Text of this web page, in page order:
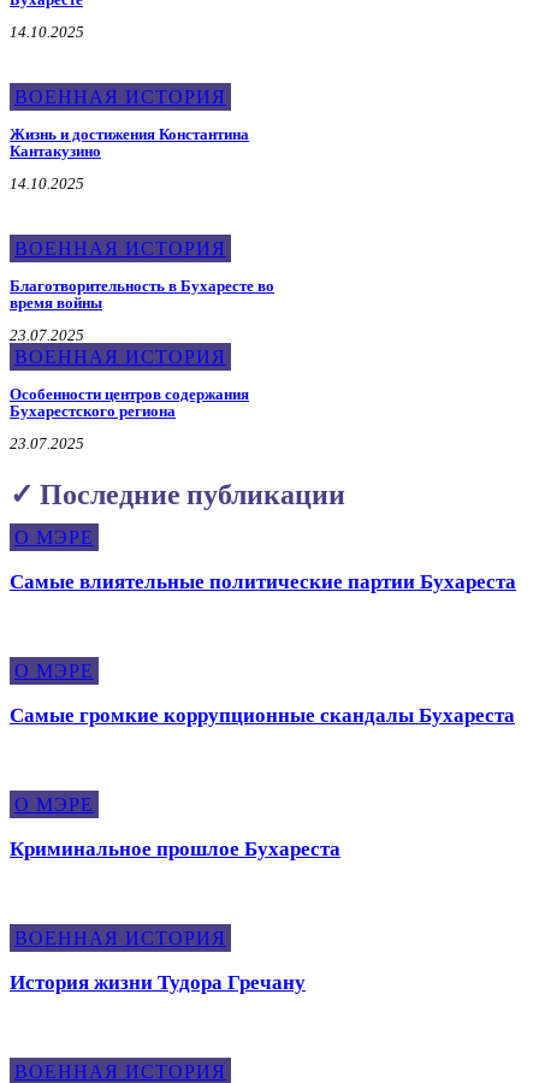
14.10.2025
ВОЕННАЯ ИСТОРИЯ
Жизнь и достижения Константина
Кантакузино
14.10.2025
ВОЕННАЯ ИСТОРИЯ
Благотворительность в Бухаресте во
время войны
23.07.2025
ВОЕННАЯ ИСТОРИЯ
Особенности центров содержания
Бухарестского региона
23.07.2025
✓ Последние публикации
О МЭРЕ
Самые влиятельные политические партии Бухареста
О МЭРЕ
Самые громкие коррупционные скандалы Бухареста
О МЭРЕ
Криминальное прошлое Бухареста
ВОЕННАЯ ИСТОРИЯ
История жизни Тудора Гречану
ВОЕННАЯ ИСТОРИЯ